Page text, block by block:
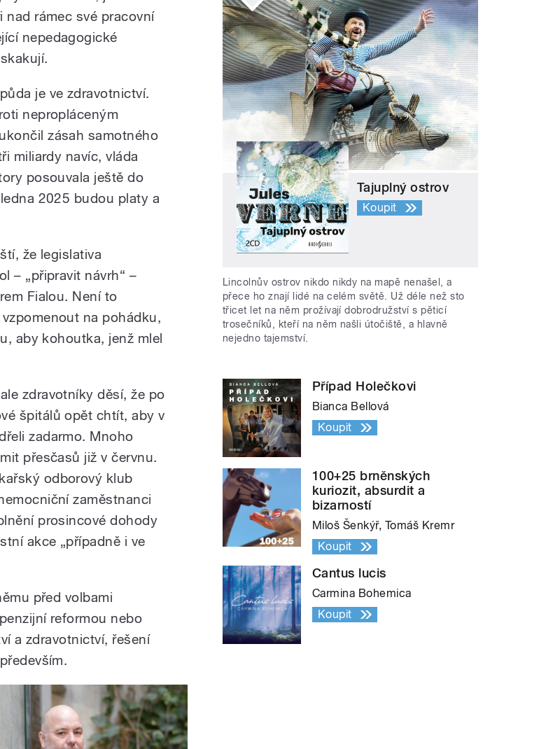
nad rámec své pracovní
nepedagogické
je ve zdravotnictví.
nepropláceným
zásah samotného
miliardy navíc, vláda
posouvala ještě do
2025 budou platy a
že legislativa
– „připravit návrh“ –
Fialou. Není to
na pohádku,
aby kohoutka, jenž mlel
zdravotníky děsí, že po
špitálů opět chtít, aby v
zadarmo. Mnoho
přesčasů již v červnu.
odborový klub
zaměstnanci
prosincové dohody
akce „případně i ve
před volbami
reformou nebo
a zdravotnictví, řešení
Tajuplný ostrov
Koupit
Lincolnův ostrov nikdo nikdy na mapě nenašel, a
přece ho znají lidé na celém světě. Už déle než sto
třicet let na něm prožívají dobrodružství s pěticí
trosečníků, kteří na něm našli útočiště, a hlavně
nejedno tajemství.
Případ Holečkovi
Bianca Bellová
Koupit
100+25 brněnských
kuriozit, absurdit a
bizarností
Miloš Šenkýř, Tomáš Kremr
Koupit
Cantus lucis
Carmina Bohemica
Koupit